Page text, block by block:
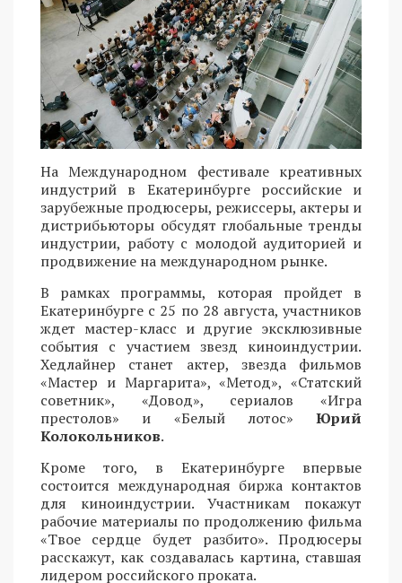
На Международном фестивале креативных
индустрий в Екатеринбурге российские и
зарубежные продюсеры, режиссеры, актеры и
дистрибьюторы обсудят глобальные тренды
индустрии, работу с молодой аудиторией и
продвижение на международном рынке.
В рамках программы, которая пройдет в
Екатеринбурге с 25 по 28 августа, участников
ждет мастер-класс и другие эксклюзивные
события с участием звезд киноиндустрии.
Хедлайнер станет актер, звезда фильмов
«Мастер и Маргарита», «Метод», «Статский
советник», «Довод», сериалов «Игра
престолов» и «Белый лотос» Юрий
Колокольников.
Кроме того, в Екатеринбурге впервые
состоится международная биржа контактов
для киноиндустрии. Участникам покажут
рабочие материалы по продолжению фильма
«Твое сердце будет разбито». Продюсеры
расскажут, как создавалась картина, ставшая
лидером российского проката.